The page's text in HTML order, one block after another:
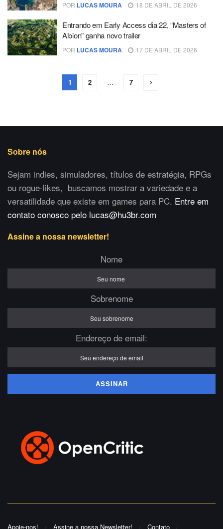
POR LUCAS MOURA 18 DE ABRIL DE 2026
Entrando em Early Access dia 22, “Masters of
Albion” ganha novo trailer
POR LUCAS MOURA 17 DE ABRIL DE 2026
1 2 … 7
Sobre nós
Sejam indies, simuladores, títulos de estratégia, RPGs
ou rogue-likes, buscamos mostrar a variedade e a
versatilidade que existe em games para PC. Entre em
contato conosco pelo lucas@hu3br.com
Assine a nossa newsletter!
Nome
Sobrenome
Endereço de email:
Apoie-nos! Assine a nossa Newsletter! Contato